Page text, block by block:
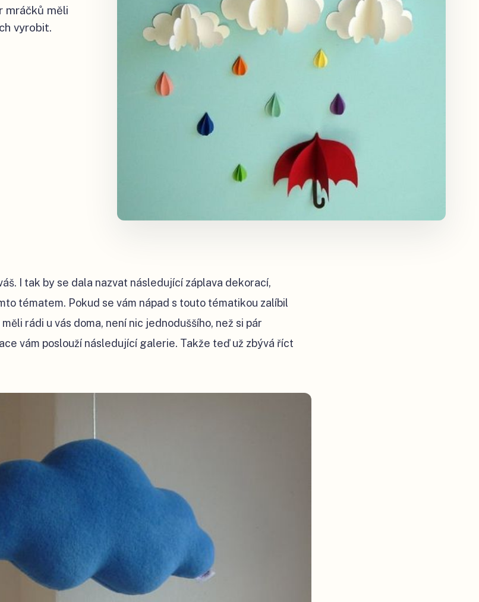
mráčků měli
vyrobit.
I tak by se dala nazvat následující záplava dekorací,
tématem. Pokud se vám nápad s touto tématikou zalíbil
rádi u vás doma, není nic jednoduššího, než si pár
vám poslouží následující galerie. Takže teď už zbývá říct